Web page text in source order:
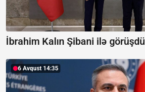
İbrahim Kalın Şibani ilə görüşdü
6 Avqust 14:35